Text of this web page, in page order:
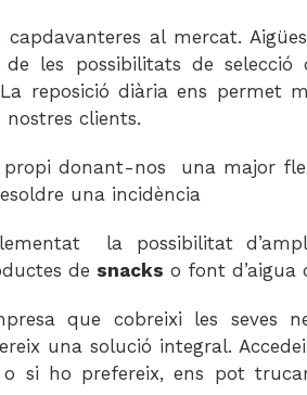
al mercat.
les possibilitats de selecció
reposició diària ens permet
nostres clients.
propi donant-nos una major
una incidència
la possibilitat
de snacks o font d’aigua
que cobreixi les seves
una solució integral.
si ho prefereix, ens pot